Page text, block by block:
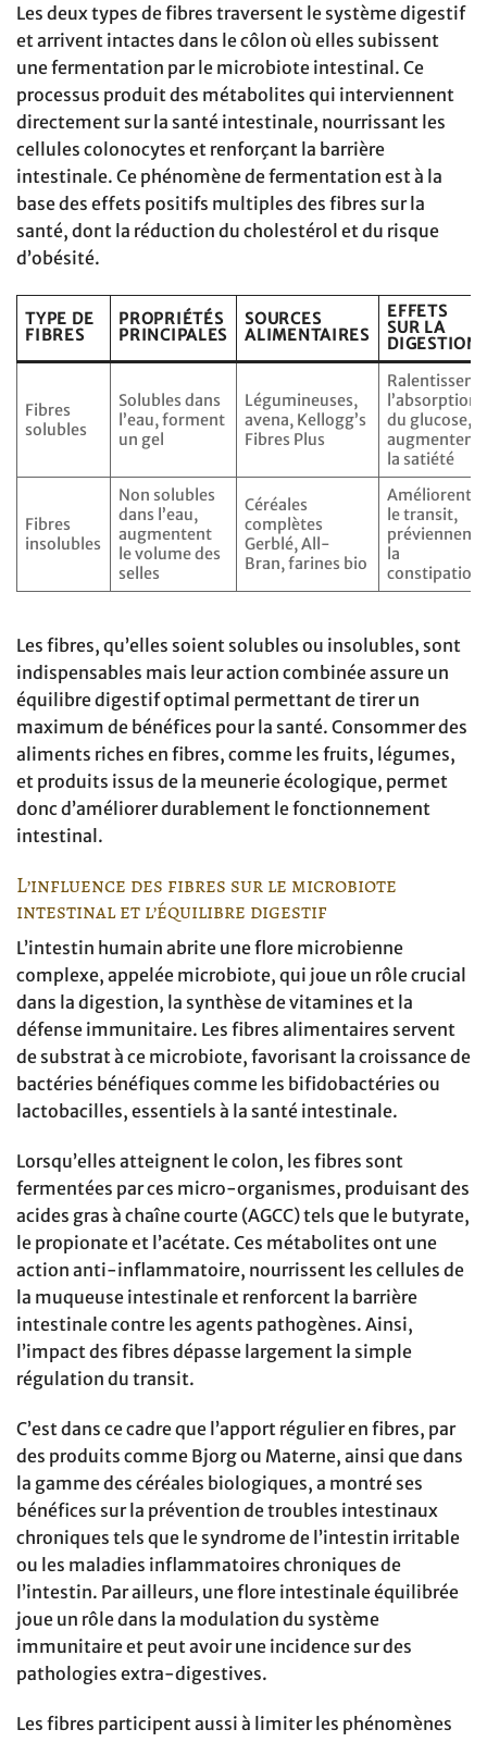
Les deux types de fibres traversent le système digestif
et arrivent intactes dans le côlon où elles subissent
une fermentation par le microbiote intestinal. Ce
processus produit des métabolites qui interviennent
directement sur la santé intestinale, nourrissant les
cellules colonocytes et renforçant la barrière
intestinale. Ce phénomène de fermentation est à la
base des effets positifs multiples des fibres sur la
santé, dont la réduction du cholestérol et du risque
d’obésité.
TYPE DE
FIBRES
PROPRIÉTÉS
PRINCIPALES
SOURCES
ALIMENTAIRES
EFFETS
SUR LA
DIGESTION
Fibres
solubles
Solubles dans
l’eau, forment
un gel
Légumineuses,
avena, Kellogg’s
Fibres Plus
Ralentissent
l’absorption
du glucose,
augmentent
la satiété
Fibres
insolubles
Non solubles
dans l’eau,
augmentent
le volume des
selles
Céréales
complètes
Gerblé, All-
Bran, farines bio
Améliorent
le transit,
préviennent
la
constipation
Les fibres, qu’elles soient solubles ou insolubles, sont
indispensables mais leur action combinée assure un
équilibre digestif optimal permettant de tirer un
maximum de bénéfices pour la santé. Consommer des
aliments riches en fibres, comme les fruits, légumes,
et produits issus de la meunerie écologique, permet
donc d’améliorer durablement le fonctionnement
intestinal.
L’influence des fibres sur le microbiote
intestinal et l’équilibre digestif
L’intestin humain abrite une flore microbienne
complexe, appelée microbiote, qui joue un rôle crucial
dans la digestion, la synthèse de vitamines et la
défense immunitaire. Les fibres alimentaires servent
de substrat à ce microbiote, favorisant la croissance de
bactéries bénéfiques comme les bifidobactéries ou
lactobacilles, essentiels à la santé intestinale.
Lorsqu’elles atteignent le colon, les fibres sont
fermentées par ces micro-organismes, produisant des
acides gras à chaîne courte (AGCC) tels que le butyrate,
le propionate et l’acétate. Ces métabolites ont une
action anti-inflammatoire, nourrissent les cellules de
la muqueuse intestinale et renforcent la barrière
intestinale contre les agents pathogènes. Ainsi,
l’impact des fibres dépasse largement la simple
régulation du transit.
C’est dans ce cadre que l’apport régulier en fibres, par
des produits comme Bjorg ou Materne, ainsi que dans
la gamme des céréales biologiques, a montré ses
bénéfices sur la prévention de troubles intestinaux
chroniques tels que le syndrome de l’intestin irritable
ou les maladies inflammatoires chroniques de
l’intestin. Par ailleurs, une flore intestinale équilibrée
joue un rôle dans la modulation du système
immunitaire et peut avoir une incidence sur des
pathologies extra-digestives.
Les fibres participent aussi à limiter les phénomènes